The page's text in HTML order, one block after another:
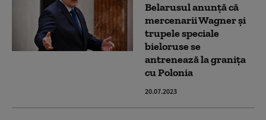
Belarusul anunță că
mercenarii Wagner și
trupele speciale
bieloruse se
antrenează la granița
cu Polonia
20.07.2023